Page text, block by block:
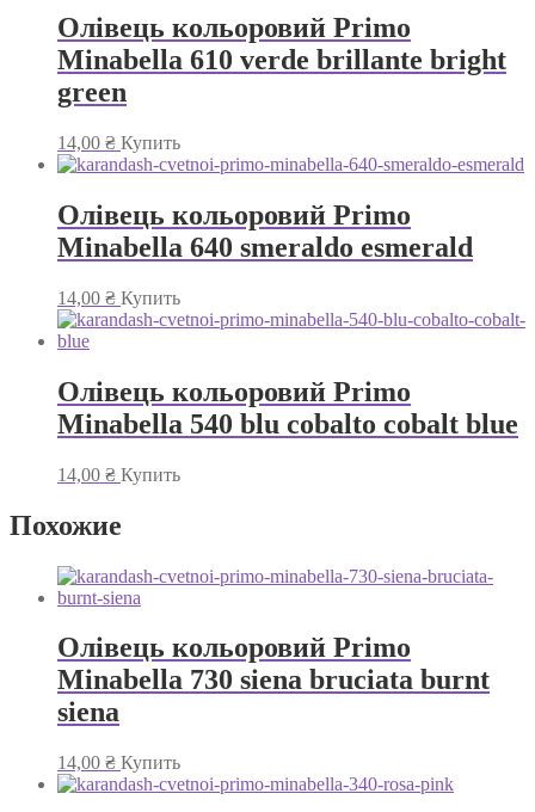
Олівець кольоровий Primo
Minabella 610 verde brillante bright
green
14,00 ₴ Купить
Олівець кольоровий Primo
Minabella 640 smeraldo esmerald
14,00 ₴ Купить
Олівець кольоровий Primo
Minabella 540 blu cobalto cobalt blue
14,00 ₴ Купить
Похожие
Олівець кольоровий Primo
Minabella 730 siena bruciata burnt
siena
14,00 ₴ Купить